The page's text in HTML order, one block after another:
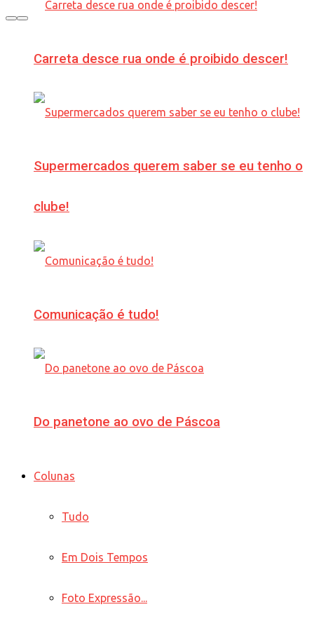
Carreta desce rua onde é proibido descer!
Supermercados querem saber se eu tenho o
clube!
Comunicação é tudo!
Do panetone ao ovo de Páscoa
Colunas
Tudo
Em Dois Tempos
Foto Expressão...